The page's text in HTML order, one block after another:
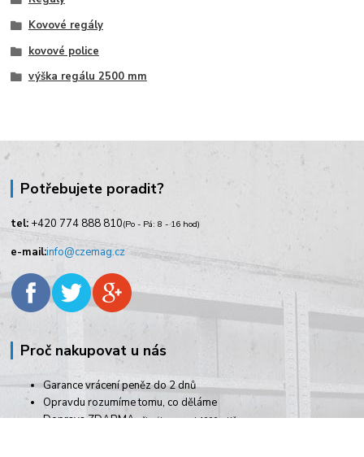
Kovové regály
kovové police
výška regálu 2500 mm
Potřebujete poradit?
tel: +420 774 888 810(Po - Pá: 8 - 16 hod)
e-mail:info@czemag.cz
Proč nakupovat u nás
Garance vrácení peněz do 2 dnů
Opravdu rozumíme tomu, co děláme
Doprava ZDARMApři nákupu nad 1000,- Kč